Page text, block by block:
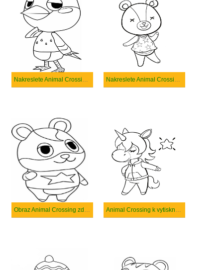
Nakreslete Animal Crossing zdarma základní Nakreslete Animal Crossing zdarma základní tisknutelné
Obraz Animal Crossing zdarma tisknutelné Animal Crossing k vytisknutí zdarma